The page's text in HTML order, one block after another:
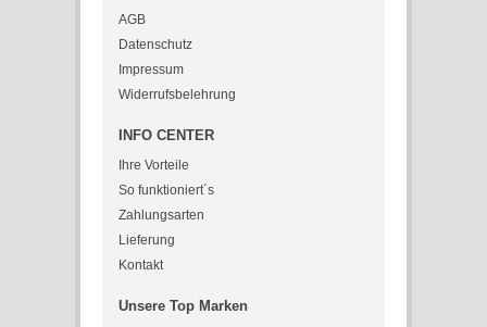
AGB
Datenschutz
Impressum
Widerrufsbelehrung
INFO CENTER
Ihre Vorteile
So funktioniert´s
Zahlungsarten
Lieferung
Kontakt
Unsere Top Marken